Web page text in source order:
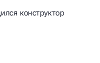
конструктор